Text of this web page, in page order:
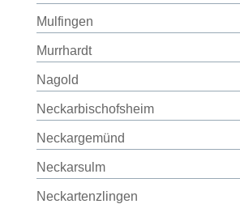
Mulfingen
Murrhardt
Nagold
Neckarbischofsheim
Neckargemünd
Neckarsulm
Neckartenzlingen